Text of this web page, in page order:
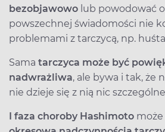
bezobjawowo lub powodować
powszechnej świadomości nie
problemami z tarczycą, np.
Sama tarczyca może być
nadwrażliwa, ale bywa i tak, że
nie dzieje się z nią nic
I faza choroby Hashimoto może